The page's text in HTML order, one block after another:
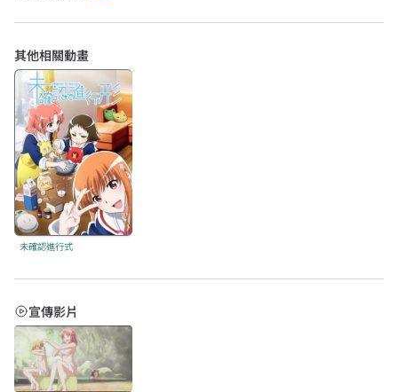
其他相關動畫
未確認進行式
宣傳影片